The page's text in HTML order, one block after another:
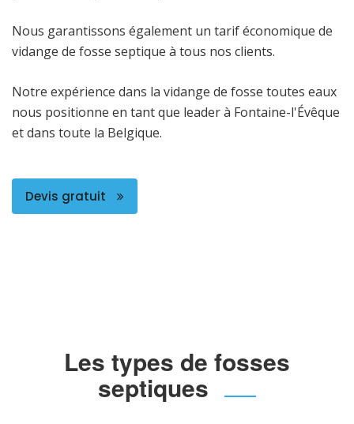
Nous garantissons également un tarif économique de
vidange de fosse septique à tous nos clients.
Notre expérience dans la vidange de fosse toutes eaux
nous positionne en tant que leader à Fontaine-l'Évêque
et dans toute la Belgique.
Devis gratuit
Les types de fosses
septiques